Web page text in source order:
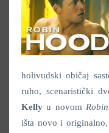
holivudski običaj
ruho, scenaristički
Kelly u novom
išta novo i